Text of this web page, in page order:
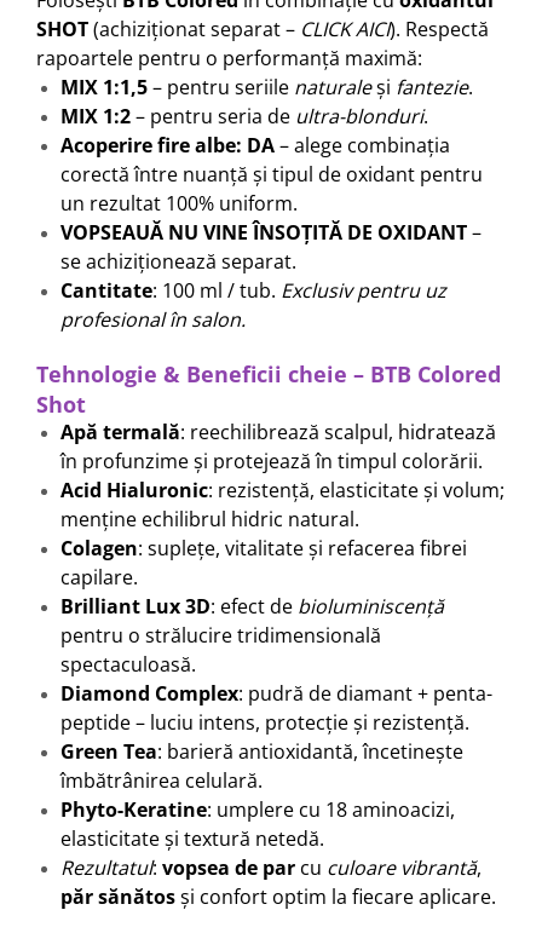
SHOT(achiziționat separat – CLICK AICI). Respectă
rapoartele pentru o performanță maximă:
MIX 1:1,5– pentru seriile naturaleși fantezie.
MIX 1:2– pentru seria de ultra-blonduri.
Acoperire fire albe: DA– alege combinația
corectă între nuanță și tipul de oxidant pentru
un rezultat 100% uniform.
VOPSEAUĂ NU VINE ÎNSOȚITĂ DE OXIDANT–
se achiziționează separat.
Cantitate: 100 ml / tub. Exclusiv pentru uz
profesional în salon.
Tehnologie & Beneficii cheie – BTB Colored
Shot
Apă termală: reechilibrează scalpul, hidratează
în profunzime și protejează în timpul colorării.
Acid Hialuronic: rezistență, elasticitate și volum;
menține echilibrul hidric natural.
Colagen: suplețe, vitalitate și refacerea fibrei
capilare.
Brilliant Lux 3D: efect de bioluminiscență
pentru o strălucire tridimensională
spectaculoasă.
Diamond Complex: pudră de diamant + penta-
peptide – luciu intens, protecție și rezistență.
Green Tea: barieră antioxidantă, încetinește
îmbătrânirea celulară.
Phyto-Keratine: umplere cu 18 aminoacizi,
elasticitate și textură netedă.
Rezultatul: vopsea de par cu culoare vibrantă,
păr sănătosși confort optim la fiecare aplicare.